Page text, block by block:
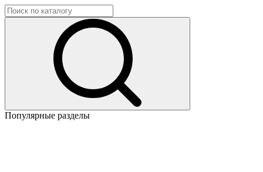
Популярные разделы